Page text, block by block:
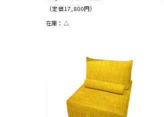
（定価17,800円）
在庫： △